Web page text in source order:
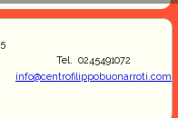
Tel. 0245491072
info@centrofilippobuonarroti.com